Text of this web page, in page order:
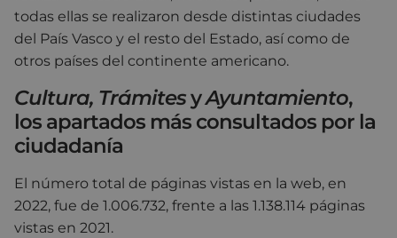
todas ellas se realizaron desde distintas ciudades
del País Vasco y el resto del Estado, así como de
otros países del continente americano.
Cultura, TrámitesyAyuntamiento,
los apartados más consultados por la
ciudadanía
El número total de páginas vistas en la web, en
2022, fue de 1.006.732, frente a las 1.138.114 páginas
vistas en 2021.